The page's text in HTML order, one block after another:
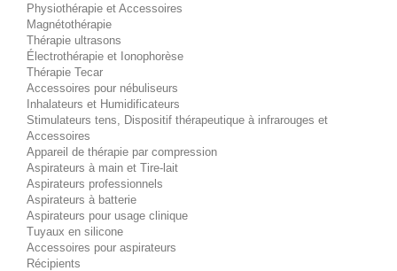
Physiothérapie et Accessoires
Magnétothérapie
Thérapie ultrasons
Électrothérapie et Ionophorèse
Thérapie Tecar
Accessoires pour nébuliseurs
Inhalateurs et Humidificateurs
Stimulateurs tens, Dispositif thérapeutique à infrarouges et
Accessoires
Appareil de thérapie par compression
Aspirateurs à main et Tire-lait
Aspirateurs professionnels
Aspirateurs à batterie
Aspirateurs pour usage clinique
Tuyaux en silicone
Accessoires pour aspirateurs
Récipients